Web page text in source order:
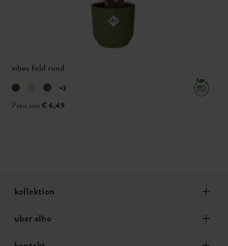
vibes fold rund
+3
Preis von € 6,49
kollektion
uber elho